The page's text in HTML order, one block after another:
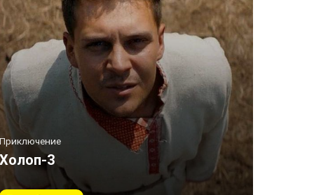
Приключение
Холоп-3